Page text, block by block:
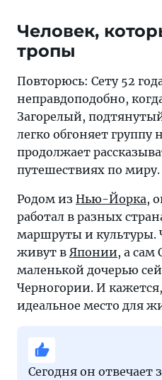
Человек,
тропы
Повторюсь: Сету 52
неправдоподобно,
Загорелый,
легко обгоняет
продолжает
путешествиях по миру.
Родом из Нью-Йорка,
работал в разных
маршруты и культуры.
живут в Японии, а сам
маленькой дочерью
Черногории. И
идеальное место для
Сегодня он отвечает